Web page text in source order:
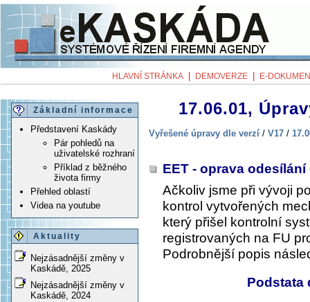
HLAVNÍ STRÁNKA DEMOVERZE E-
Základní informace
Představení Kaskády
Pár pohledů na
uživatelské rozhraní
Příklad z běžného
života firmy
Přehled oblastí
Videa na youtube
Aktuality
Nejzásadnější změny v
Kaskádě, 2025
Nejzásadnější změny v
Kaskádě, 2024
17.06.01,
Vyřešené úpravy dle verzí / V17 /
EET - oprava
Ačkoliv jsme při vývoji
kontrol vytvořených
který přišel kontrolní
registrovaných na FU
Podrobnější popis
Podstata